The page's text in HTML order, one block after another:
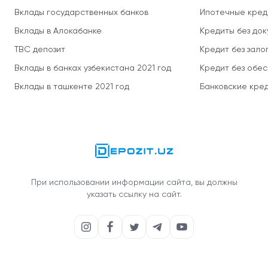
Вклады государственных банков
Вклады в Алокабанке
TBC депозит
Вклады в банках узбекистана 2021 год
Вклады в ташкенте 2021 год
Ипотечные
Кредиты без
Кредит без
Кредит без
Банковские
При использовании информации сайта, вы должны
указать ссылку на сайт.